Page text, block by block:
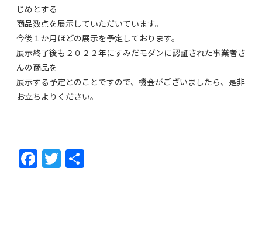
じめとする
商品数点を展示していただいています。
今後１か月ほどの展示を予定しております。
展示終了後も２０２２年にすみだモダンに認証された事業者さ
んの商品を
展示する予定とのことですので、機会がございましたら、是非
お立ちよりください。
F
T